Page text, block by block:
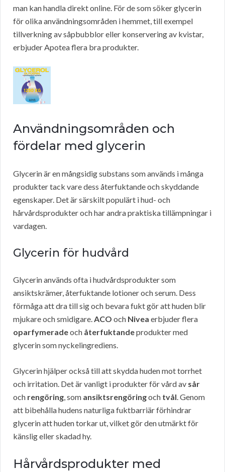
man kan handla direkt online. För de som söker glycerin
för olika användningsområden i hemmet, till exempel
tillverkning av såpbubblor eller konservering av kvistar,
erbjuder Apotea flera bra produkter.
Användningsområden och
fördelar med glycerin
Glycerin är en mångsidig substans som används i många
produkter tack vare dess återfuktande och skyddande
egenskaper. Det är särskilt populärt i hud- och
hårvårdsprodukter och har andra praktiska tillämpningar i
vardagen.
Glycerin för hudvård
Glycerin används ofta i hudvårdsprodukter som
ansiktskrämer, återfuktande lotioner och serum. Dess
förmåga att dra till sig och bevara fukt gör att huden blir
mjukare och smidigare.ACO och Nivea erbjuder flera
oparfymeradeoch återfuktandeprodukter med
glycerin som nyckelingrediens.
Glycerin hjälper också till att skydda huden mot torrhet
och irritation. Det är vanligt i produkter för vård av sår
och rengöring, som ansiktsrengöringoch tvål. Genom
att bibehålla hudens naturliga fuktbarriär förhindrar
glycerin att huden torkar ut, vilket gör den utmärkt för
känslig eller skadad hy.
Hårvårdsprodukter med